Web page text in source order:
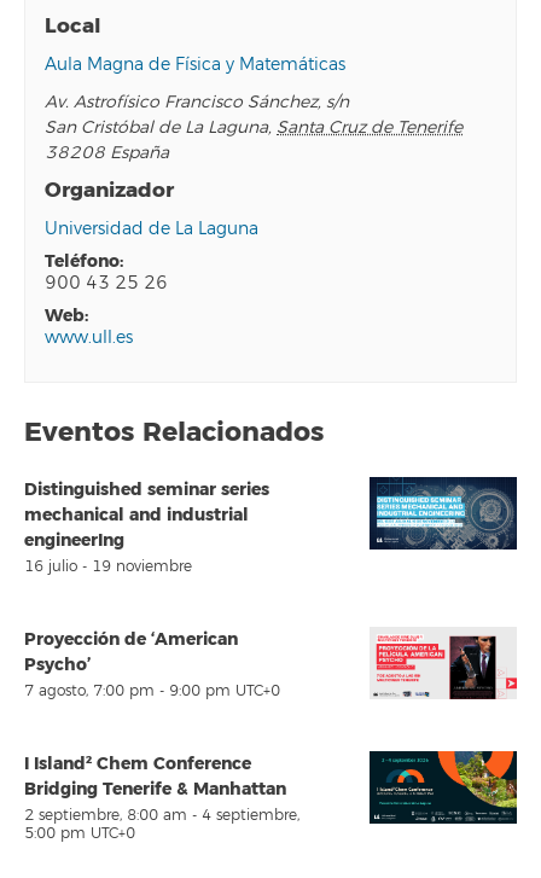
Local
Aula Magna de Física y Matemáticas
Av. Astrofísico Francisco Sánchez, s/n
San Cristóbal de La Laguna, Santa Cruz de Tenerife
38208 España
Organizador
Universidad de La Laguna
teléfono:
900 43 25 26
web:
www.ull.es
Eventos Relacionados
Distinguished seminar series
mechanical and industrial
engineerIng
16 julio - 19 noviembre
Proyección de ‘American
Psycho’
7 agosto, 7:00 pm - 9:00 pm UTC+0
I Island² Chem Conference
Bridging Tenerife & Manhattan
2 septiembre, 8:00 am - 4 septiembre,
5:00 pm UTC+0